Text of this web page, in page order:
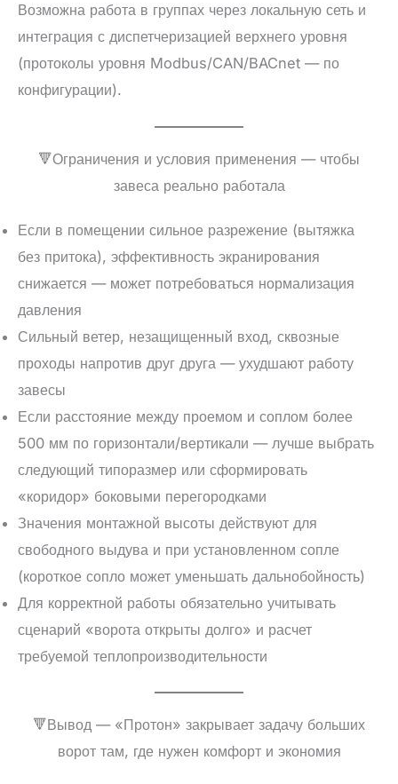
Возможна работа в группах через локальную сеть и
интеграция с диспетчеризацией верхнего уровня
(протоколы уровня Modbus/CAN/BACnet — по
конфигурации).
🔻Ограничения и условия применения — чтобы
завеса реально работала
Если в помещении сильное разрежение (вытяжка
без притока), эффективность экранирования
снижается — может потребоваться нормализация
давления
Сильный ветер, незащищенный вход, сквозные
проходы напротив друг друга — ухудшают работу
завесы
Если расстояние между проемом и соплом более
500 мм по горизонтали/вертикали — лучше выбрать
следующий типоразмер или сформировать
«коридор» боковыми перегородками
Значения монтажной высоты действуют для
свободного выдува и при установленном сопле
(короткое сопло может уменьшать дальнобойность)
Для корректной работы обязательно учитывать
сценарий «ворота открыты долго» и расчет
требуемой теплопроизводительности
🔻Вывод — «Протон» закрывает задачу больших
ворот там, где нужен комфорт и экономия